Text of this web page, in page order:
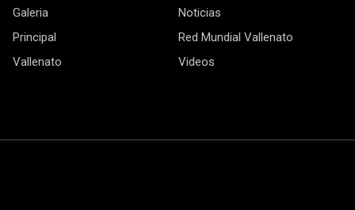
Galeria
Noticias
Principal
Red Mundial Vallenato
Vallenato
Videos